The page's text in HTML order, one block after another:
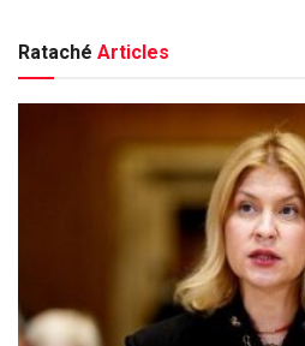
Rataché Articles